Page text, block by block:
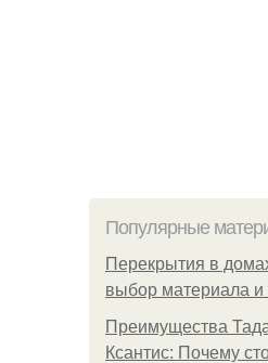
Популярные
Перекрытия в
выбор материала и
Преимущества
Ксантис: Почему